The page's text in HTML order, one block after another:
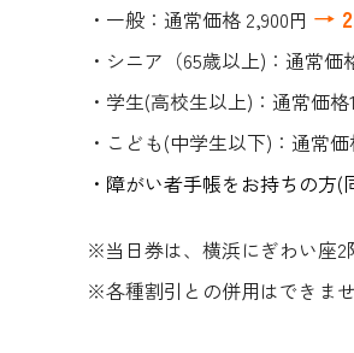
・一般：通常価格 2,900円 →
・シニア（65歳以上)：通常価
・学生(高校生以上)：通常価格
・こども(中学生以下)：通常価
・障がい者手帳をお持ちの方(
※当日券は、横浜にぎわい座2
※各種割引との併用はできませ